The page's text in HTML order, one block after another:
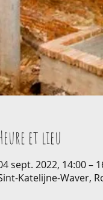
et lieu
sept. 2022, 14:00 –
Katelijne-Waver,